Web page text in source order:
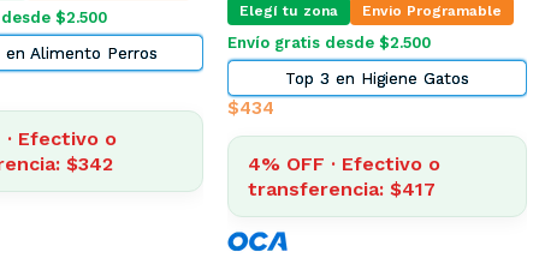
Perros
o
Elegí tu zona Envio Programable
Envío gratis desde $2.500
Top 3 en Higiene Gatos
$434
4% OFF · Efectivo o
transferencia: $417
Envío